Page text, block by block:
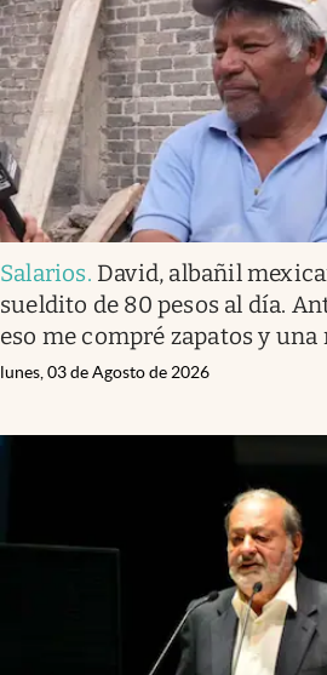
Salarios. David, albañil
sueldito de 80 pesos al día.
eso me compré zapatos y una
lunes, 03 de Agosto de 2026